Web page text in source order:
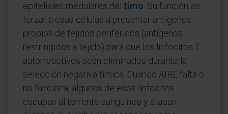
epiteliales medulares del timo . Su función es
forzar a esas células a presentar antígenos
propios de tejidos periféricos (antígenos
restringidos a tejido) para que los linfocitos T
autorreactivos sean eliminados durante la
selección negativa tímica. Cuando AIRE falta o
no funciona, algunos de esos linfocitos
escapan al torrente sanguíneo y atacan